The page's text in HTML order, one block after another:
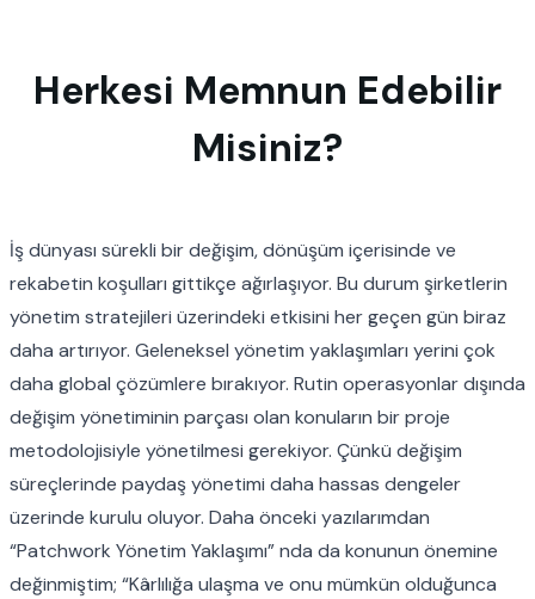
Herkesi Memnun Edebilir
Misiniz?
İş dünyası sürekli bir değişim, dönüşüm içerisinde ve
rekabetin koşulları gittikçe ağırlaşıyor. Bu durum şirketlerin
yönetim stratejileri üzerindeki etkisini her geçen gün biraz
daha artırıyor. Geleneksel yönetim yaklaşımları yerini çok
daha global çözümlere bırakıyor. Rutin operasyonlar dışında
değişim yönetiminin parçası olan konuların bir proje
metodolojisiyle yönetilmesi gerekiyor. Çünkü değişim
süreçlerinde paydaş yönetimi daha hassas dengeler
üzerinde kurulu oluyor. Daha önceki yazılarımdan
“Patchwork Yönetim Yaklaşımı” nda da konunun önemine
değinmiştim; “Kârlılığa ulaşma ve onu mümkün olduğunca